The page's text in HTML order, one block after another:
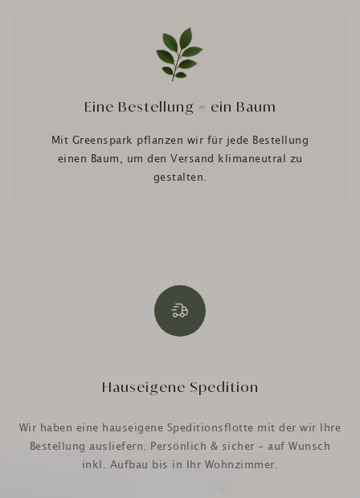
Eine Bestellung = ein Baum
Mit Greenspark pflanzen wir für jede Bestellung
einen Baum, um den Versand klimaneutral zu
gestalten.
Hauseigene Spedition
Wir haben eine hauseigene Speditionsflotte mit der wir Ihre
Bestellung ausliefern. Persönlich & sicher - auf Wunsch
inkl. Aufbau bis in Ihr Wohnzimmer.